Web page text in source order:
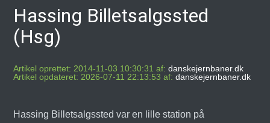
Hassing Billetsalgssted
(Hsg)
Artikel oprettet: 2014-11-03 10:30:31 af: danskejernbaner.dk
Artikel opdateret: 2026-07-11 22:13:53 af: danskejernbaner.dk
Hassing Billetsalgssted var en lille station på